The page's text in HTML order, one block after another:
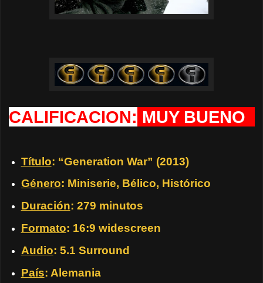
CALIFICACION: MUY BUENO
Título: “Generation War” (2013)
Género: Miniserie, Bélico, Histórico
Duración: 279 minutos
Formato: 16:9 widescreen
Audio: 5.1 Surround
País: Alemania